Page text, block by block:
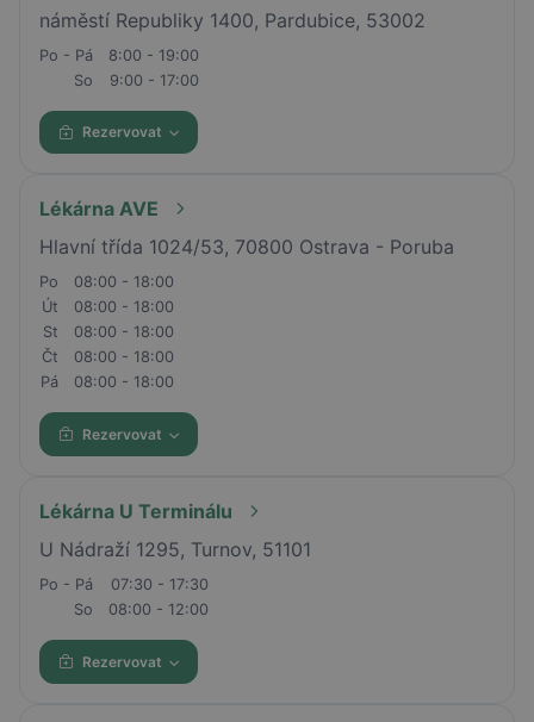
náměstí Republiky 1400, Pardubice, 53002
Po - Pá
8:00 - 19:00
So
9:00 - 17:00
Rezervovat
Lékárna AVE
Hlavní třída 1024/53, 70800 Ostrava - Poruba
Po
08:00 - 18:00
Út
08:00 - 18:00
St
08:00 - 18:00
Čt
08:00 - 18:00
Pá
08:00 - 18:00
Rezervovat
Lékárna U Terminálu
U Nádraží 1295, Turnov, 51101
Po - Pá
07:30 - 17:30
So
08:00 - 12:00
Rezervovat